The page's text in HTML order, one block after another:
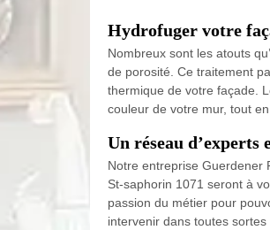
Hydrofuger votre
Nombreux sont les atouts
de porosité. Ce traitement
thermique de votre façade.
couleur de votre mur, tout
Un réseau d’experts
Notre entreprise Guerdener
St-saphorin 1071 seront à
passion du métier pour
intervenir dans toutes